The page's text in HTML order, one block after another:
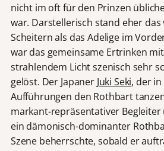
nicht im oft für den Prinzen
war. Darstellerisch stand eher das
Scheitern als das Adelige im
war das gemeinsame Ertrinken
strahlendem Licht szenisch sehr
gelöst. Der Japaner Juki Seki, der
Aufführungen den Rothbart
markant-repräsentativer Begleiter
ein dämonisch-dominanter
Szene beherrschte, sobald er